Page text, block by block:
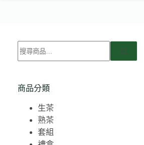
商品分類
生茶
熟茶
套組